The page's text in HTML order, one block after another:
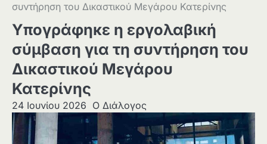
συντήρηση του Δικαστικού Μεγάρου Κατερίνης
Υπογράφηκε η εργολαβική
σύμβαση για τη συντήρηση του
Δικαστικού Μεγάρου
Κατερίνης
24 Ιουνίου 2026 Ο Διάλογος